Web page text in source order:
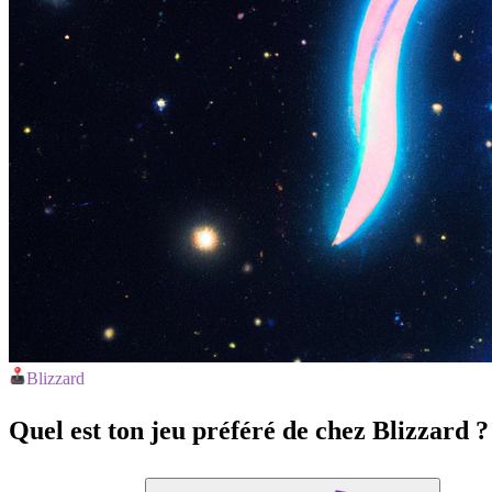
Blizzard
Quel est ton jeu préféré de chez Blizzard